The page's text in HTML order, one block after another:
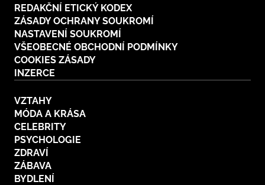
REDAKČNÍ ETICKÝ KODEX
ZÁSADY OCHRANY SOUKROMÍ
NASTAVENÍ SOUKROMÍ
VŠEOBECNÉ OBCHODNÍ PODMÍNKY
COOKIES ZÁSADY
INZERCE
VZTAHY
MÓDA A KRÁSA
CELEBRITY
PSYCHOLOGIE
ZDRAVÍ
ZÁBAVA
BYDLENÍ